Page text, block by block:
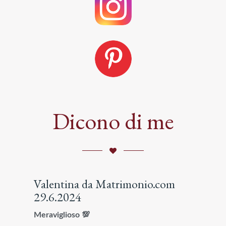
Dicono di me
Valentina da Matrimonio.com
29.6.2024
Meraviglioso 💯